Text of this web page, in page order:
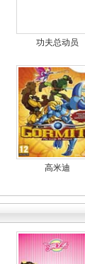
功夫总动员
高米迪